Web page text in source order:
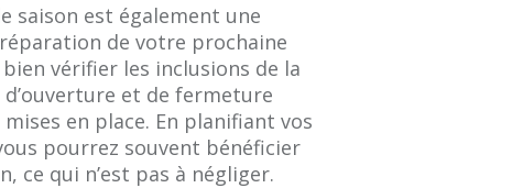
saison est également une
de votre prochaine
vérifier les inclusions de la
et de fermeture
en place. En planifiant vos
pourrez souvent bénéficier
ce qui n’est pas à négliger.